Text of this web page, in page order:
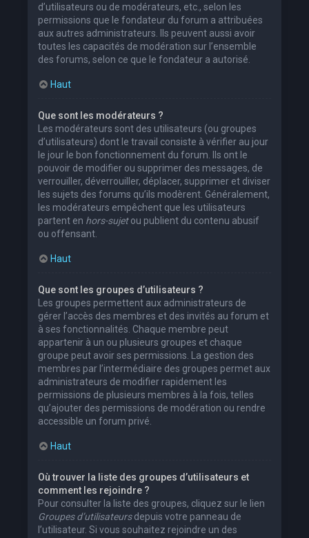
d’utilisateurs ou de modérateurs, etc., selon les
permissions que le fondateur du forum a attribuées
aux autres administrateurs. Ils peuvent aussi avoir
toutes les capacités de modération sur l’ensemble
des forums, selon ce que le fondateur a autorisé.
Haut
Que sont les modérateurs ?
Les modérateurs sont des utilisateurs (ou groupes
d’utilisateurs) dont le travail consiste à vérifier au jour
le jour le bon fonctionnement du forum. Ils ont le
pouvoir de modifier ou supprimer des messages, de
verrouiller, déverrouiller, déplacer, supprimer et diviser
les sujets des forums qu’ils modèrent. Généralement,
les modérateurs empêchent que les utilisateurs
partent en hors-sujetou publient du contenu abusif
ou offensant.
Haut
Que sont les groupes d’utilisateurs ?
Les groupes permettent aux administrateurs de
gérer l’accès des membres et des invités au forum et
à ses fonctionnalités. Chaque membre peut
appartenir à un ou plusieurs groupes et chaque
groupe peut avoir ses permissions. La gestion des
membres par l’intermédiaire des groupes permet aux
administrateurs de modifier rapidement les
permissions de plusieurs membres à la fois, telles
qu’ajouter des permissions de modération ou rendre
accessible un forum privé.
Haut
Où trouver la liste des groupes d’utilisateurs et
comment les rejoindre ?
Pour consulter la liste des groupes, cliquez sur le lien
Groupes d’utilisateursdepuis votre panneau de
l’utilisateur. Si vous souhaitez rejoindre un des